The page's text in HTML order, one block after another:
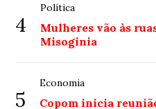
4
Política
Mulheres vão às
Misoginia
5
Economia
Copom inicia